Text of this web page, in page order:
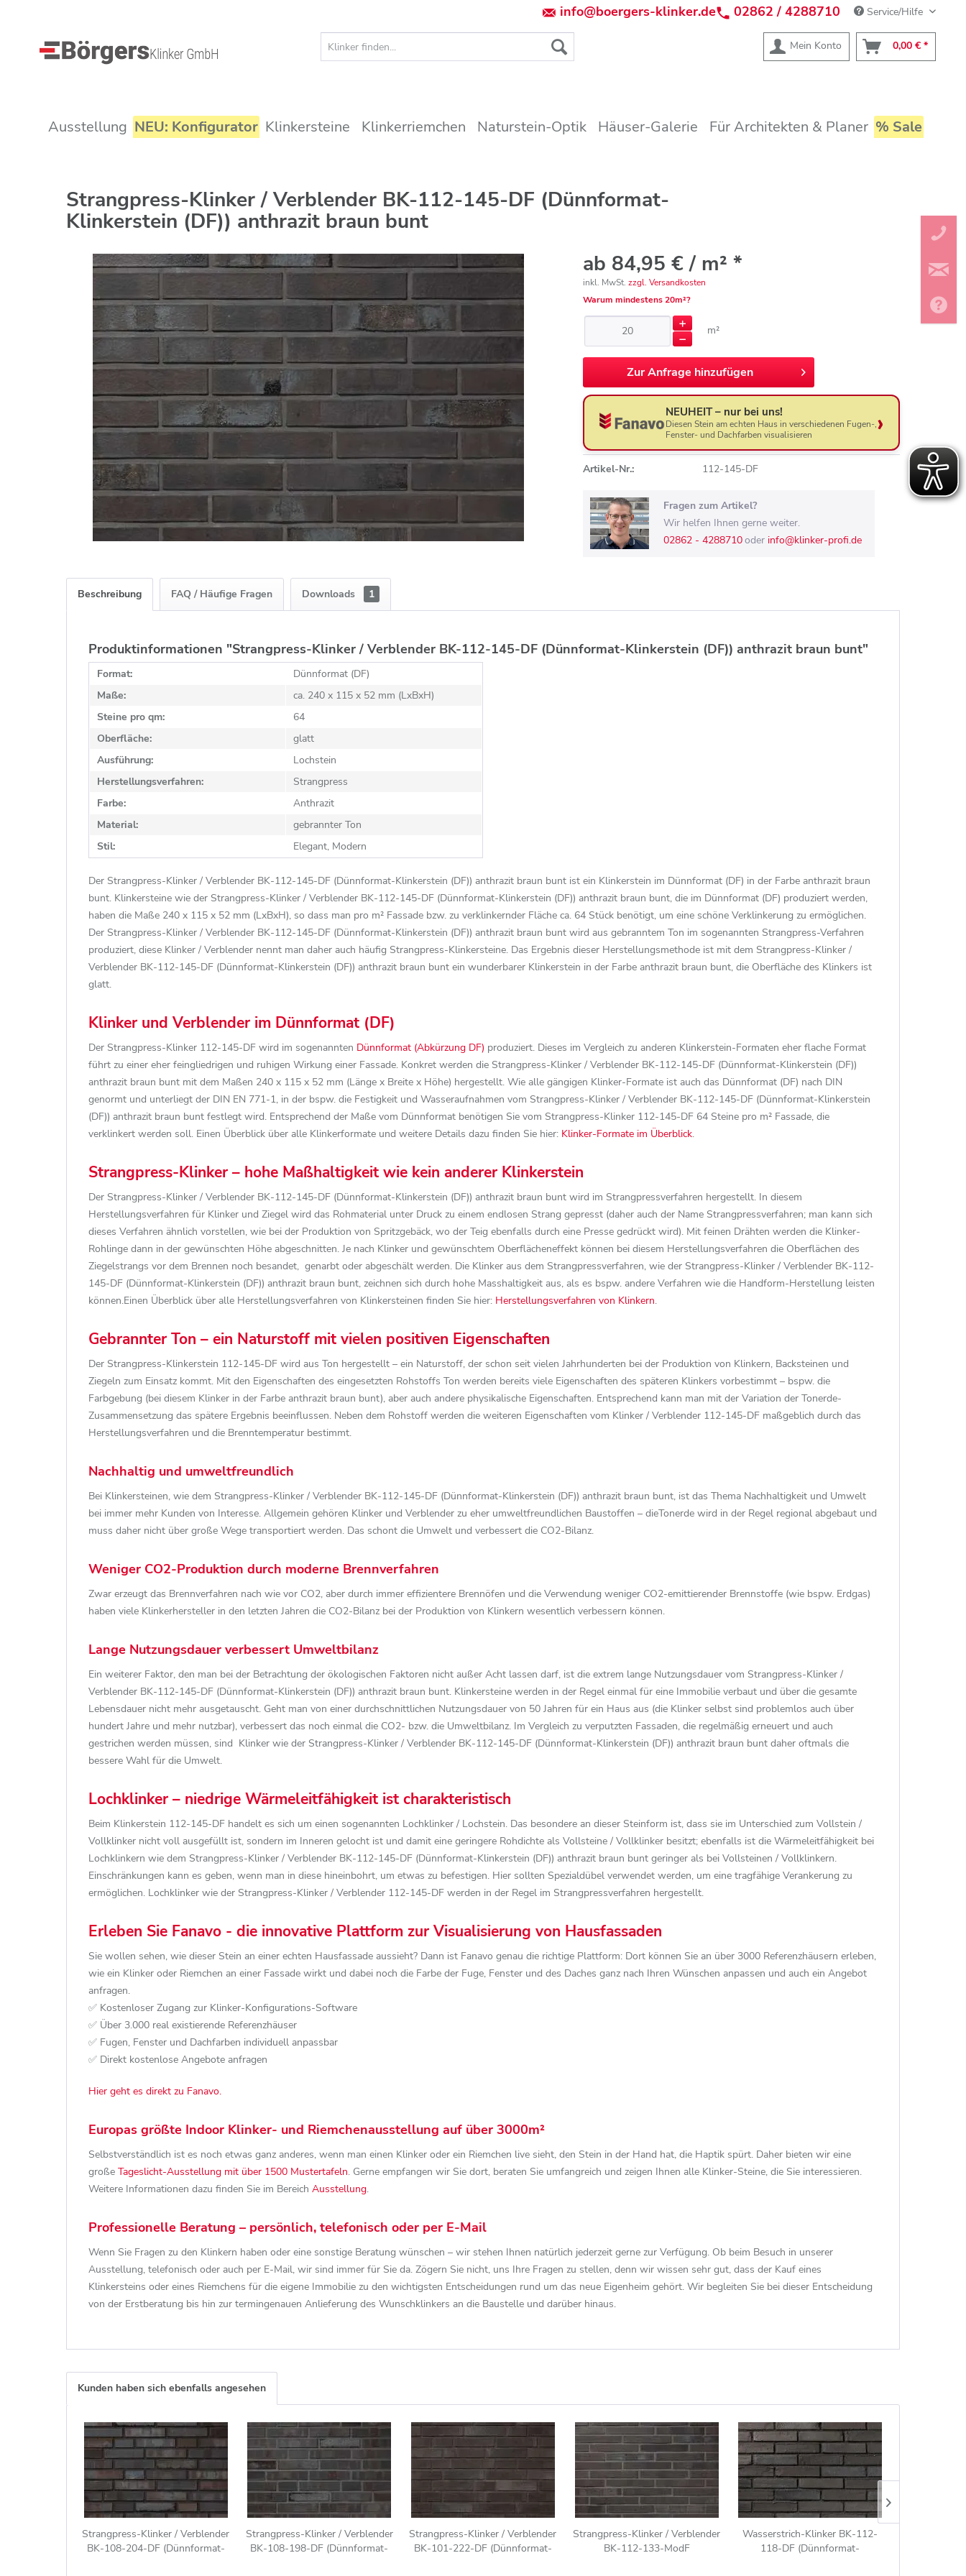
info@boergers-klinker.de 02862 / 4288710 Service/Hilfe
Mein Konto 0,00 € *
Ausstellung NEU: Konfigurator Klinkersteine Klinkerriemchen Naturstein-Optik Häuser-Galerie Für Architekten & Planer % Sale
Strangpress-Klinker / Verblender BK-112-145-DF (Dünnformat-
Klinkerstein (DF)) anthrazit braun bunt
ab 84,95 € / m² *
inkl. MwSt.zzgl. Versandkosten
Warum mindestens 20m²?
m²
ZurAnfrage hinzufügen
NEUHEIT – nur bei uns!
Diesen Stein am echten Haus in verschiedenen Fugen-,
Fenster- und Dachfarben visualisieren
Artikel-Nr.: 112-145-DF
Fragen zum Artikel?
Wir helfen Ihnen gerne weiter.
02862 - 4288710oder info@klinker-profi.de
Beschreibung FAQ / Häufige Fragen Downloads 1
Produktinformationen "Strangpress-Klinker / Verblender BK-112-145-DF (Dünnformat-Klinkerstein (DF)) anthrazit braun bunt"
Format:
Dünnformat (DF)
Maße:
ca. 240 x 115 x 52 mm (LxBxH)
Steine pro qm:
64
Oberfläche:
glatt
Ausführung:
Lochstein
Herstellungsverfahren:
Strangpress
Farbe:
Anthrazit
Material:
gebrannter Ton
Stil:
Elegant, Modern
Der Strangpress-Klinker / Verblender BK-112-145-DF (Dünnformat-Klinkerstein (DF)) anthrazit braun bunt ist ein Klinkerstein im Dünnformat (DF) in der Farbe anthrazit braun
bunt. Klinkersteine wie der Strangpress-Klinker / Verblender BK-112-145-DF (Dünnformat-Klinkerstein (DF)) anthrazit braun bunt, die im Dünnformat (DF) produziert werden,
haben die Maße 240 x 115 x 52 mm (LxBxH), so dass man pro m² Fassade bzw. zu verklinkernder Fläche ca. 64 Stück benötigt, um eine schöne Verklinkerung zu ermöglichen.
Der Strangpress-Klinker / Verblender BK-112-145-DF (Dünnformat-Klinkerstein (DF)) anthrazit braun bunt wird aus gebranntem Ton im sogenannten Strangpress-Verfahren
produziert, diese Klinker / Verblender nennt man daher auch häufig Strangpress-Klinkersteine. Das Ergebnis dieser Herstellungsmethode ist mit dem Strangpress-Klinker /
Verblender BK-112-145-DF (Dünnformat-Klinkerstein (DF)) anthrazit braun bunt ein wunderbarer Klinkerstein in der Farbe anthrazit braun bunt, die Oberfläche des Klinkers ist
glatt.
Klinker und Verblender im Dünnformat (DF)
Der Strangpress-Klinker 112-145-DF wird im sogenannten Dünnformat (Abkürzung DF) produziert. Dieses im Vergleich zu anderen Klinkerstein-Formaten eher flache Format
führt zu einer eher feingliedrigen und ruhigen Wirkung einer Fassade. Konkret werden die Strangpress-Klinker / Verblender BK-112-145-DF (Dünnformat-Klinkerstein (DF))
anthrazit braun bunt mit dem Maßen 240 x 115 x 52 mm (Länge x Breite x Höhe) hergestellt. Wie alle gängigen Klinker-Formate ist auch das Dünnformat (DF) nach DIN
genormt und unterliegt der DIN EN 771-1, in der bspw. die Festigkeit und Wasseraufnahmen vom Strangpress-Klinker / Verblender BK-112-145-DF (Dünnformat-Klinkerstein
(DF)) anthrazit braun bunt festlegt wird. Entsprechend der Maße vom Dünnformat benötigen Sie vom Strangpress-Klinker 112-145-DF 64 Steine pro m² Fassade, die
verklinkert werden soll. Einen Überblick über alle Klinkerformate und weitere Details dazu finden Sie hier: Klinker-Formate im Überblick.
Strangpress-Klinker – hohe Maßhaltigkeit wie kein anderer Klinkerstein
Der Strangpress-Klinker / Verblender BK-112-145-DF (Dünnformat-Klinkerstein (DF)) anthrazit braun bunt wird im Strangpressverfahren hergestellt. In diesem
Herstellungsverfahren für Klinker und Ziegel wird das Rohmaterial unter Druck zu einem endlosen Strang gepresst (daher auch der Name Strangpressverfahren; man kann sich
dieses Verfahren ähnlich vorstellen, wie bei der Produktion von Spritzgebäck, wo der Teig ebenfalls durch eine Presse gedrückt wird). Mit feinen Drähten werden die Klinker-
Rohlinge dann in der gewünschten Höhe abgeschnitten. Je nach Klinker und gewünschtem Oberflächeneffekt können bei diesem Herstellungsverfahren die Oberflächen des
Ziegelstrangs vor dem Brennen noch besandet, genarbt oder abgeschält werden. Die Klinker aus dem Strangpressverfahren, wie der Strangpress-Klinker / Verblender BK-112-
145-DF (Dünnformat-Klinkerstein (DF)) anthrazit braun bunt, zeichnen sich durch hohe Masshaltigkeit aus, als es bspw. andere Verfahren wie die Handform-Herstellung leisten
können.Einen Überblick über alle Herstellungsverfahren von Klinkersteinen finden Sie hier: Herstellungsverfahren von Klinkern.
Gebrannter Ton – ein Naturstoff mit vielen positiven Eigenschaften
Der Strangpress-Klinkerstein 112-145-DF wird aus Ton hergestellt – ein Naturstoff, der schon seit vielen Jahrhunderten bei der Produktion von Klinkern, Backsteinen und
Ziegeln zum Einsatz kommt. Mit den Eigenschaften des eingesetzten Rohstoffs Ton werden bereits viele Eigenschaften des späteren Klinkers vorbestimmt – bspw. die
Farbgebung (bei diesem Klinker in der Farbe anthrazit braun bunt), aber auch andere physikalische Eigenschaften. Entsprechend kann man mit der Variation der Tonerde-
Zusammensetzung das spätere Ergebnis beeinflussen. Neben dem Rohstoff werden die weiteren Eigenschaften vom Klinker / Verblender 112-145-DF maßgeblich durch das
Herstellungsverfahren und die Brenntemperatur bestimmt.
Nachhaltig und umweltfreundlich
Bei Klinkersteinen, wie dem Strangpress-Klinker / Verblender BK-112-145-DF (Dünnformat-Klinkerstein (DF)) anthrazit braun bunt, ist das Thema Nachhaltigkeit und Umwelt
bei immer mehr Kunden von Interesse. Allgemein gehören Klinker und Verblender zu eher umweltfreundlichen Baustoffen – dieTonerde wird in der Regel regional abgebaut und
muss daher nicht über große Wege transportiert werden. Das schont die Umwelt und verbessert die CO2-Bilanz.
Weniger CO2-Produktion durch moderne Brennverfahren
Zwar erzeugt das Brennverfahren nach wie vor CO2, aber durch immer effizientere Brennöfen und die Verwendung weniger CO2-emittierender Brennstoffe (wie bspw. Erdgas)
haben viele Klinkerhersteller in den letzten Jahren die CO2-Bilanz bei der Produktion von Klinkern wesentlich verbessern können.
Lange Nutzungsdauer verbessert Umweltbilanz
Ein weiterer Faktor, den man bei der Betrachtung der ökologischen Faktoren nicht außer Acht lassen darf, ist die extrem lange Nutzungsdauer vom Strangpress-Klinker /
Verblender BK-112-145-DF (Dünnformat-Klinkerstein (DF)) anthrazit braun bunt. Klinkersteine werden in der Regel einmal für eine Immobilie verbaut und über die gesamte
Lebensdauer nicht mehr ausgetauscht. Geht man von einer durchschnittlichen Nutzungsdauer von 50 Jahren für ein Haus aus (die Klinker selbst sind problemlos auch über
hundert Jahre und mehr nutzbar), verbessert das noch einmal die CO2- bzw. die Umweltbilanz. Im Vergleich zu verputzten Fassaden, die regelmäßig erneuert und auch
gestrichen werden müssen, sind Klinker wie der Strangpress-Klinker / Verblender BK-112-145-DF (Dünnformat-Klinkerstein (DF)) anthrazit braun bunt daher oftmals die
bessere Wahl für die Umwelt.
Lochklinker – niedrige Wärmeleitfähigkeit ist charakteristisch
Beim Klinkerstein 112-145-DF handelt es sich um einen sogenannten Lochklinker / Lochstein. Das besondere an dieser Steinform ist, dass sie im Unterschied zum Vollstein /
Vollklinker nicht voll ausgefüllt ist, sondern im Inneren gelocht ist und damit eine geringere Rohdichte als Vollsteine / Vollklinker besitzt; ebenfalls ist die Wärmeleitfähigkeit bei
Lochklinkern wie dem Strangpress-Klinker / Verblender BK-112-145-DF (Dünnformat-Klinkerstein (DF)) anthrazit braun bunt geringer als bei Vollsteinen / Vollklinkern.
Einschränkungen kann es geben, wenn man in diese hineinbohrt, um etwas zu befestigen. Hier sollten Spezialdübel verwendet werden, um eine tragfähige Verankerung zu
ermöglichen. Lochklinker wie der Strangpress-Klinker / Verblender 112-145-DF werden in der Regel im Strangpressverfahren hergestellt.
Erleben Sie Fanavo - die innovative Plattform zur Visualisierung von Hausfassaden
Sie wollen sehen, wie dieser Stein an einer echten Hausfassade aussieht? Dann ist Fanavo genau die richtige Plattform: Dort können Sie an über 3000 Referenzhäusern erleben,
wie ein Klinker oder Riemchen an einer Fassade wirkt und dabei noch die Farbe der Fuge, Fenster und des Daches ganz nach Ihren Wünschen anpassen und auch ein Angebot
anfragen.
✅ Kostenloser Zugang zur Klinker-Konfigurations-Software
✅ Über 3.000 real existierende Referenzhäuser
✅ Fugen, Fenster und Dachfarben individuell anpassbar
✅ Direkt kostenlose Angebote anfragen
Hier geht es direkt zu Fanavo.
Europas größte Indoor Klinker- und Riemchenausstellung auf über 3000m²
Selbstverständlich ist es noch etwas ganz anderes, wenn man einen Klinker oder ein Riemchen live sieht, den Stein in der Hand hat, die Haptik spürt. Daher bieten wir eine
große Tageslicht-Ausstellung mit über 1500 Mustertafeln. Gerne empfangen wir Sie dort, beraten Sie umfangreich und zeigen Ihnen alle Klinker-Steine, die Sie interessieren.
Weitere Informationen dazu finden Sie im Bereich Ausstellung.
Professionelle Beratung – persönlich, telefonisch oder per E-Mail
Wenn Sie Fragen zu den Klinkern haben oder eine sonstige Beratung wünschen – wir stehen Ihnen natürlich jederzeit gerne zur Verfügung. Ob beim Besuch in unserer
Ausstellung, telefonisch oder auch per E-Mail, wir sind immer für Sie da. Zögern Sie nicht, uns Ihre Fragen zu stellen, denn wir wissen sehr gut, dass der Kauf eines
Klinkersteins oder eines Riemchens für die eigene Immobilie zu den wichtigsten Entscheidungen rund um das neue Eigenheim gehört. Wir begleiten Sie bei dieser Entscheidung
von der Erstberatung bis hin zur termingenauen Anlieferung des Wunschklinkers an die Baustelle und darüber hinaus.
Kunden haben sich ebenfalls angesehen
Strangpress-Klinker / Verblender
BK-108-204-DF (Dünnformat-
Strangpress-Klinker / Verblender
BK-108-198-DF (Dünnformat-
Strangpress-Klinker / Verblender
BK-101-222-DF (Dünnformat-
Strangpress-Klinker / Verblender
BK-112-133-ModF
Wasserstrich-Klinker BK-112-
118-DF (Dünnformat-